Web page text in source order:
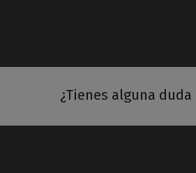
¿Tienes alguna